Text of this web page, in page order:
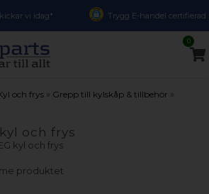
vi idag* Trygg E-handel certifierad
0
och frys » Grepp till kylskåp & tillbehör »
och frys
kyl och frys
produktet